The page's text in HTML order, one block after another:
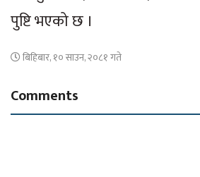
पुष्टि भएको छ ।
बिहिबार, १० साउन, २०८१ गते
Comments